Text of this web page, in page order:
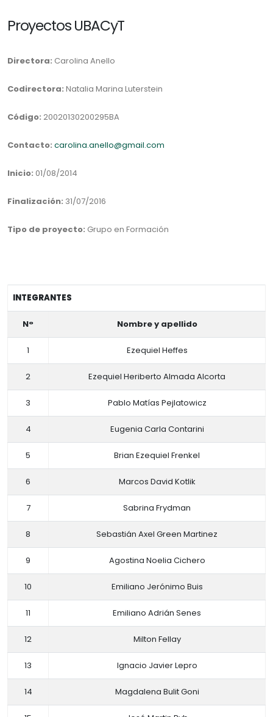
Proyectos UBACyT
Directora: Carolina Anello
Codirectora: Natalia Marina Luterstein
Código: 20020130200295BA
Contacto: carolina.anello@gmail.com
Inicio: 01/08/2014
Finalización: 31/07/2016
Tipo de proyecto: Grupo en Formación
INTEGRANTES
N° Nombre y apellido
1 Ezequiel Heffes
2 Ezequiel Heriberto Almada Alcorta
3 Pablo Matías Pejlatowicz
4 Eugenia Carla Contarini
5 Brian Ezequiel Frenkel
6 Marcos David Kotlik
7 Sabrina Frydman
8 Sebastián Axel Green Martinez
9 Agostina Noelia Cichero
10 Emiliano Jerónimo Buis
11 Emiliano Adrián Senes
12 Milton Fellay
13 Ignacio Javier Lepro
14 Magdalena Bulit Goni